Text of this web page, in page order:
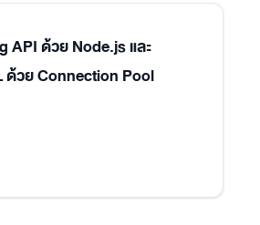
API ด้วย Node.js และ
ด้วย Connection Pool